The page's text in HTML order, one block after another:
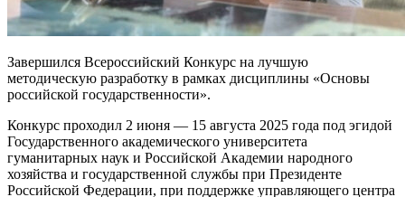
Завершился Всероссийский Конкурс на лучшую
методическую разработку в рамках дисциплины «Основы
российской государственности».
Конкурс проходил 2 июня — 15 августа 2025 года под эгидой
Государственного академического университета
гуманитарных наук и Российской Академии народного
хозяйства и государственной службы при Президенте
Российской Федерации, при поддержке управляющего центра